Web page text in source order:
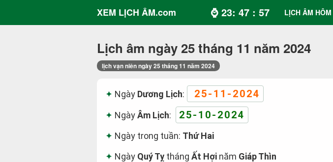
XEM LỊCH ÂM.com ⌚ 23: 47 : 58 LỊCH ÂM HÔM
Lịch âm ngày 25 tháng 11 năm 2024
lịch vạn niên ngày 25 tháng 11 năm 2024
Ngày Dương Lịch: 25-11-2024
NgàyÂm Lịch: 25-10-2024
Ngày trong tuần: Thứ Hai
Ngày Quý Tỵ tháng Ất Hợi năm Giáp Thìn